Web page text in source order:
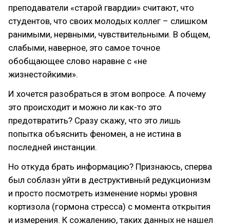
преподаватели «старой гвардии» считают, что
студентов, что своих молодых коллег – слишком
ранимыми, нервными, чувствительными. В общем,
слабыми, наверное, это самое точное
обобщающее слово наравне с «не
жизнестойкими».
И хочется разобраться в этом вопросе. А почему
это происходит и можно ли как-то это
предотвратить? Сразу скажу, что это лишь
попытка объяснить феномен, а не истина в
последней инстанции.
Но откуда брать информацию? Признаюсь, сперва
был соблазн уйти в деструктивный редукционизм
и просто посмотреть изменение нормы уровня
кортизола (гормона стресса) с момента открытия
и измерения. К сожалению, таких данных не нашел